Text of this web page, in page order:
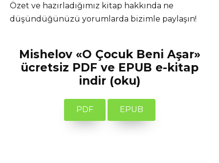
Özet ve hazırladığımız kitap hakkında ne
düşündüğünüzü yorumlarda bizimle paylaşın!
Mishelov «O Çocuk Beni Aşar»
ücretsiz PDF ve EPUB e-kitap
indir (oku)
PDF EPUB